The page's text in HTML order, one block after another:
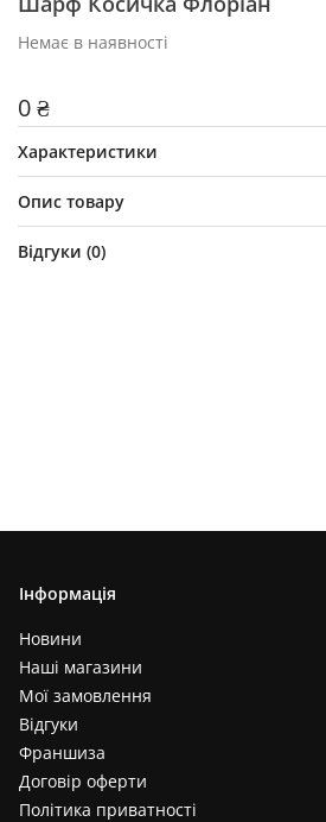
Немає в наявності
0 ₴
Характеристики
Опис товару
Відгуки (0)
Інформація
Новини
Наші магазини
Мої замовлення
Відгуки
Франшиза
Договір оферти
Політика приватності